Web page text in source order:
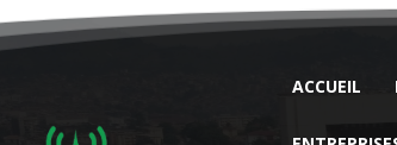
ACCUEIL